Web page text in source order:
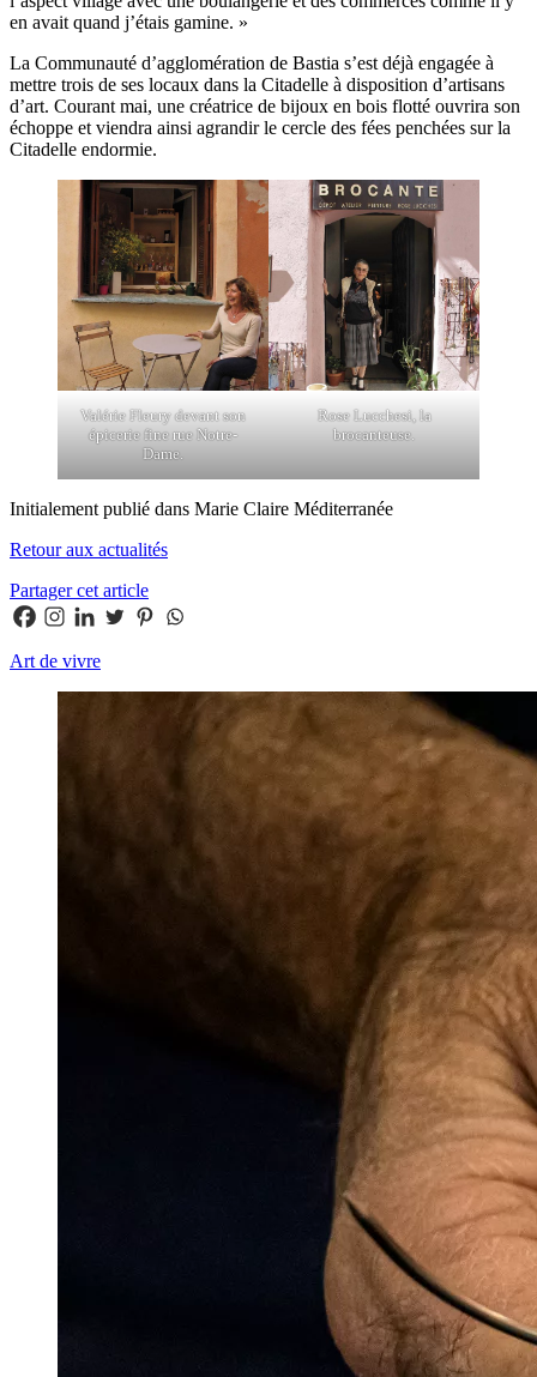
en avait quand j’étais gamine. »
La Communauté d’agglomération de Bastia s’est déjà engagée à
mettre trois de ses locaux dans la Citadelle à disposition d’artisans
d’art. Courant mai, une créatrice de bijoux en bois flotté ouvrira son
échoppe et viendra ainsi agrandir le cercle des fées penchées sur la
Citadelle endormie.
Valérie Fleury devant son
épicerie fine rue Notre-
Dame.
Rose Lucchesi, la
brocanteuse.
Initialement publié dans Marie Claire Méditerranée
Retour aux actualités
Partager cet article
Art de vivre